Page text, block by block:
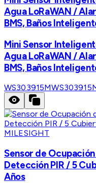
Agua LoRaWAN /
BMS, Baños
Mini Sensor
Agua LoRaWAN /
BMS, Baños
WS303915M
MILESIGHT
Sensor de
Detección PIR / 5
Años